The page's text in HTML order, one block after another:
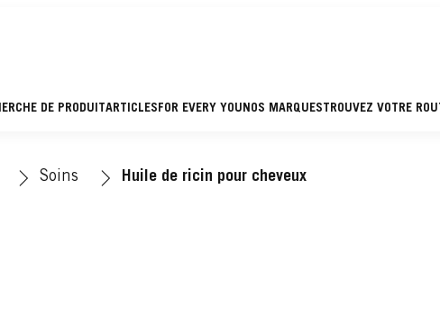
DE PRODUIT ARTICLESFOR EVERY YOUNOS MARQUES TROUVEZ VOTRE
Soins Huile de ricin pour cheveux